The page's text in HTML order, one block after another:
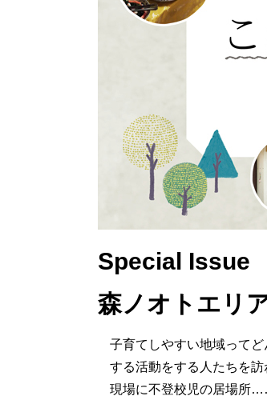
Special Issue
森ノオトエリ
子育てしやすい地域って
する活動をする人たちを
現場に不登校児の居場所